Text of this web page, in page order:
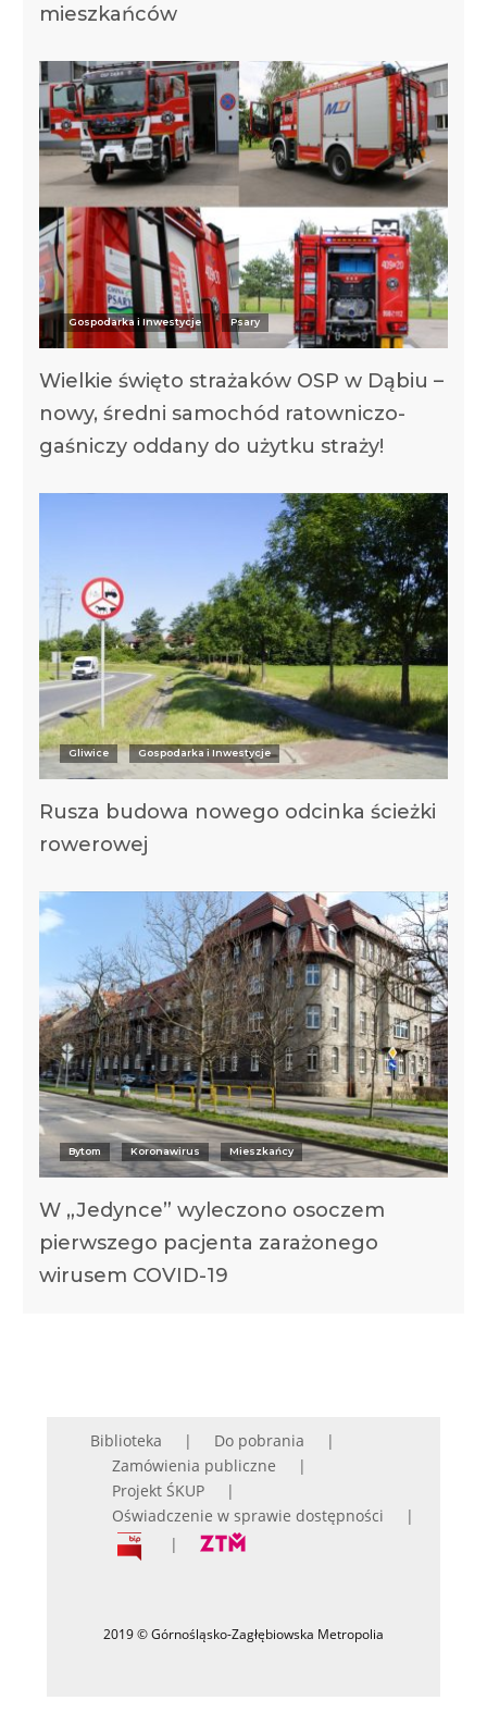
mieszkańców
Gospodarka i Inwestycje Psary
Wielkie święto strażaków OSP w Dąbiu –
nowy, średni samochód ratowniczo-
gaśniczy oddany do użytku straży!
Gliwice Gospodarka i Inwestycje
Rusza budowa nowego odcinka ścieżki
rowerowej
Bytom Koronawirus Mieszkańcy
W „Jedynce” wyleczono osoczem
pierwszego pacjenta zarażonego
wirusem COVID-19
Biblioteka
Do pobrania
Zamówienia publiczne
Projekt ŚKUP
Oświadczenie w sprawie dostępności
2019 © Górnośląsko-Zagłębiowska Metropolia